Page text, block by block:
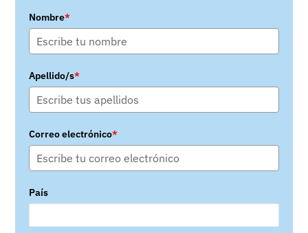
Nombre*
Apellido/s*
Correo electrónico*
País